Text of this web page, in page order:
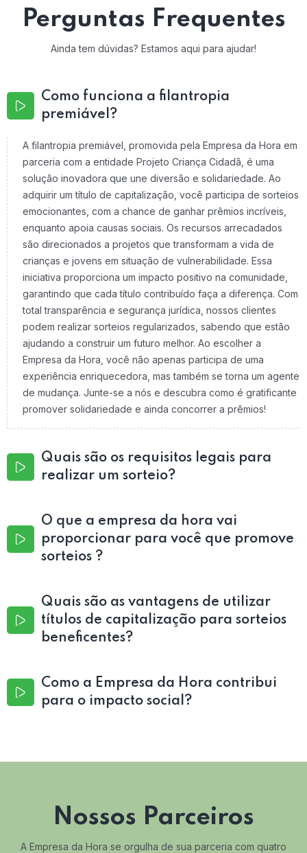
Perguntas Frequentes
Ainda tem dúvidas? Estamos aqui para ajudar!
Como funciona a filantropia
premiável?
A filantropia premiável, promovida pela Empresa da Hora em
parceria com a entidade Projeto Criança Cidadã, é uma
solução inovadora que une diversão e solidariedade. Ao
adquirir um título de capitalização, você participa de sorteios
emocionantes, com a chance de ganhar prêmios incríveis,
enquanto apoia causas sociais. Os recursos arrecadados
são direcionados a projetos que transformam a vida de
crianças e jovens em situação de vulnerabilidade. Essa
iniciativa proporciona um impacto positivo na comunidade,
garantindo que cada título contribuído faça a diferença. Com
total transparência e segurança jurídica, nossos clientes
podem realizar sorteios regularizados, sabendo que estão
ajudando a construir um futuro melhor. Ao escolher a
Empresa da Hora, você não apenas participa de uma
experiência enriquecedora, mas também se torna um agente
de mudança. Junte-se a nós e descubra como é gratificante
promover solidariedade e ainda concorrer a prêmios!
Quais são os requisitos legais para
realizar um sorteio?
O que a empresa da hora vai
proporcionar para você que promove
sorteios ?
Quais são as vantagens de utilizar
títulos de capitalização para sorteios
beneficentes?
Como a Empresa da Hora contribui
para o impacto social?
Nossos Parceiros
A Empresa da Hora se orgulha de sua parceria com quatro